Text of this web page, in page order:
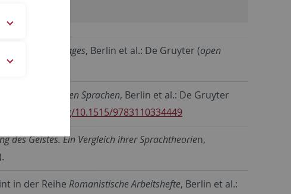
Languages, Berlin et al.: De Gruyter (open
der romanischen Sprachen, Berlin et al.: De Gruyter
https://doi.org/10.1515/9783110334449
des Geistes. Ein Vergleich ihrer Sprachtheorien,
in der Reihe Romanistische Arbeitshefte, Berlin et al.: